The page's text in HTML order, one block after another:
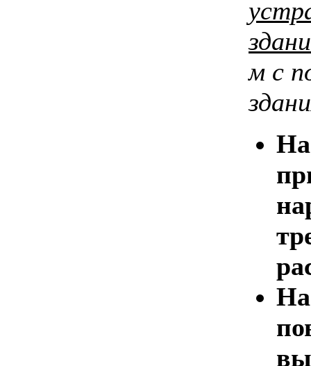
м с
На
На